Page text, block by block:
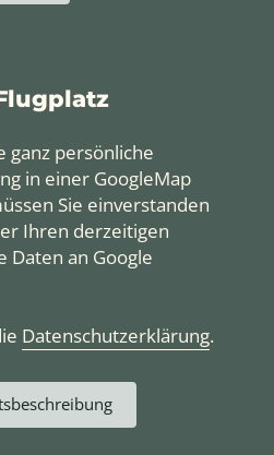
ganz persönliche
in einer GoogleMap
Sie einverstanden
Ihren derzeitigen
Daten an Google
Datenschutzerklärung.